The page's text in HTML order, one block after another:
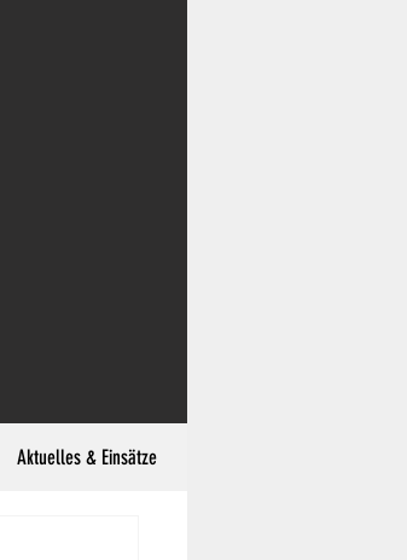
Aktuelles & Einsätze